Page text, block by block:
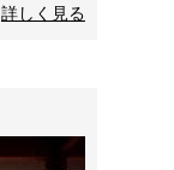
詳しく見る